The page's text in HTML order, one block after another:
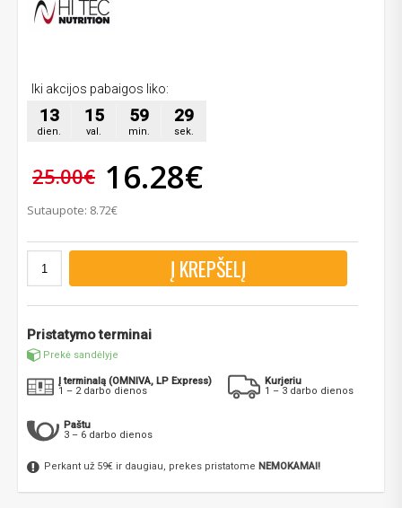
Iki akcijos pabaigos liko:
13
dien.
15
val.
59
min.
27
sek.
25.00€ 16.28€
Sutaupote: 8.72€
Į KREPŠELĮ
Pristatymo terminai
Prekė sandėlyje
Į terminalą (OMNIVA, LP Express)
1 – 2 darbo dienos
Kurjeriu
1 – 3 darbo dienos
Paštu
3 – 6 darbo dienos
Perkant už 59€ ir daugiau, prekes pristatome NEMOKAMAI!